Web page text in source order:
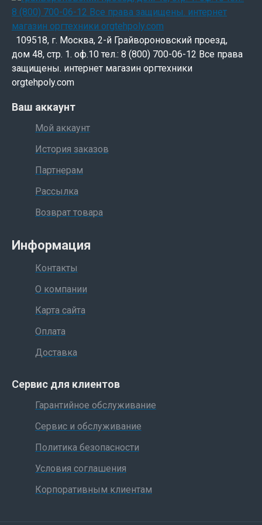
109518, г. Москва, 2-й Грайвороновский проезд,
дом 48, стр. 1. оф.10 тел.: 8 (800) 700-06-12 Все права
защищены. интернет магазин оргтехники
orgtehpoly.com
Ваш аккаунт
Мой аккаунт
История заказов
Партнерам
Рассылка
Возврат товара
Информация
Контакты
О компании
Карта сайта
Оплата
Доставка
Сервис для клиентов
Гарантийное обслуживание
Сервис и обслуживание
Политика безопасности
Условия соглашения
Корпоративным клиентам